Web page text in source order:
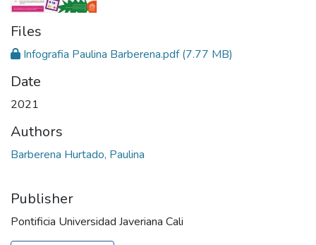
Files
Infografia Paulina Barberena.pdf(7.77 MB)
Date
2021
Authors
Barberena Hurtado, Paulina
Publisher
Pontificia Universidad Javeriana Cali